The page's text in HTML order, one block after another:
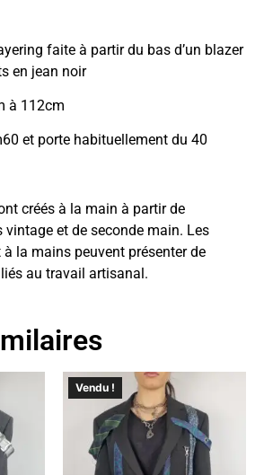
faite à partir du bas d’un blazer
en jean noir
à 112cm
et porte habituellement du 40
créés à la main à partir de
et de seconde main. Les
la mains peuvent présenter de
au travail artisanal.
Vendu !